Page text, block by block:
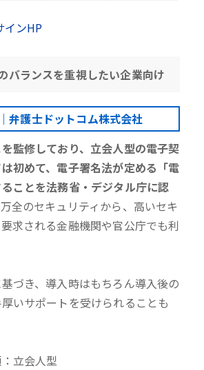
インHP
バランスを重視したい企業向け
弁護士ドットコム株式会社
監修しており、立会人型の電子契
初めて、電子署名法が定める「電
ことを法務省・デジタル庁に認
万全のセキュリティから、高いセキ
求される金融機関や官公庁でも利
づき、導入時はもちろん導入後の
いサポートを受けられることも
立会人型